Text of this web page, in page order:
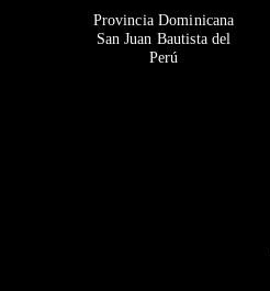
Provincia Dominicana
San Juan Bautista del
Perú